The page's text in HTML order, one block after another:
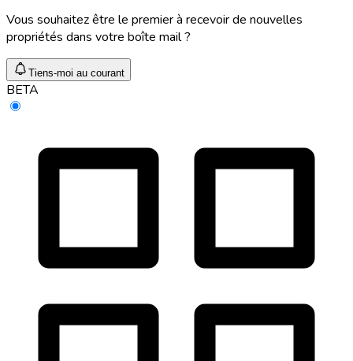
Vous souhaitez être le premier à recevoir de nouvelles
propriétés dans votre boîte mail ?
Tiens-moi au courant
BETA